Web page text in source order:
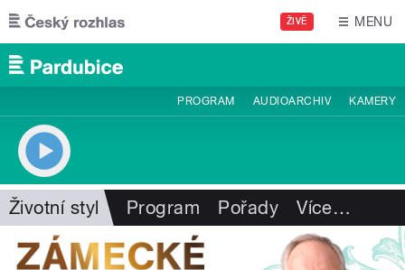
Přejít k hlavnímu obsahu
ŽIVĚ MENU
PROGRAM AUDIOARCHIV KAMERY
Životní styl Program Pořady Více…